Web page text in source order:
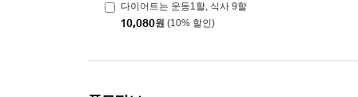
다이어트는 운동1할, 식사 9할
10,080원 (10% 할인)